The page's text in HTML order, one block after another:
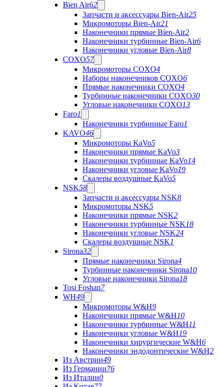
Bien Air62
Запчасти и аксессуары Bien-Air25
Микромоторы Bien-Air21
Наконечники прямые Bien-Air2
Наконечники турбинные Bien-Air6
Наконечники угловые Bien-Air8
COXO57
Микромоторы COXO4
Наборы наконечников COXO6
Прямые наконечники COXO4
Турбинные наконечники COXO30
Угловые наконечники COXO13
Faro1
Наконечники турбинные Faro1
KAVO46
Микромоторы KaVo5
Наконечники прямые KaVo3
Наконечники турбинные KaVo14
Наконечники угловые KaVo19
Скалеры воздушные KaVo5
NSK58
Запчасти и аксессуары NSK8
Микромоторы NSK5
Наконечники прямые NSK2
Наконечники турбинные NSK18
Наконечники угловые NSK24
Скалеры воздушные NSK1
Sirona32
Прямые наконечники Sirona4
Турбинные наконечники Sirona10
Угловые наконечники Sirona18
Tosi Foshan7
WH49
Микромоторы W&H9
Наконечники прямые W&H10
Наконечники турбинные W&H11
Наконечники угловые W&H19
Наконечники хирургические W&H6
Наконечники эндодонтические W&H2
Из Австрии49
Из Германии76
Из Италии0